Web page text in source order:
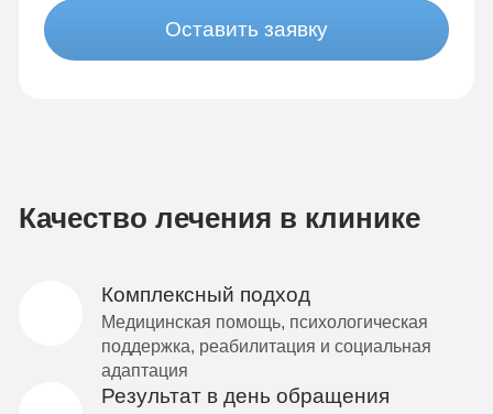
Оставить заявку
Качество лечения в клинике
Комплексный подход
Медицинская помощь, психологическая
поддержка, реабилитация и социальная
адаптация
Результат в день обращения